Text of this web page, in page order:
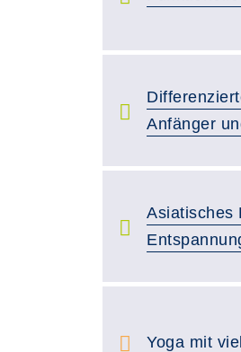
Anfänger
Asiatisches
Yoga mit